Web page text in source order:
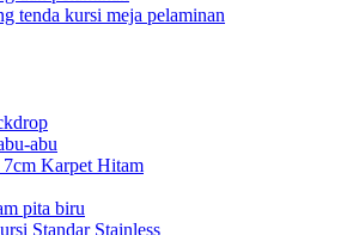
tenda kursi meja pelaminan
abu
Karpet Hitam
pita biru
Standar Stainless